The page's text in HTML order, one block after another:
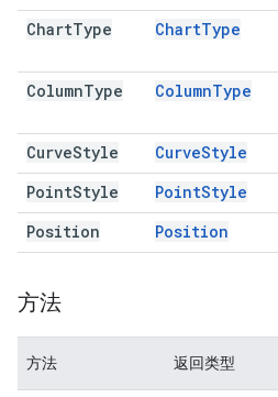
ChartType ChartType
ColumnType ColumnType
CurveStyle CurveStyle
PointStyle PointStyle
Position Position
方法
方法 返回类型